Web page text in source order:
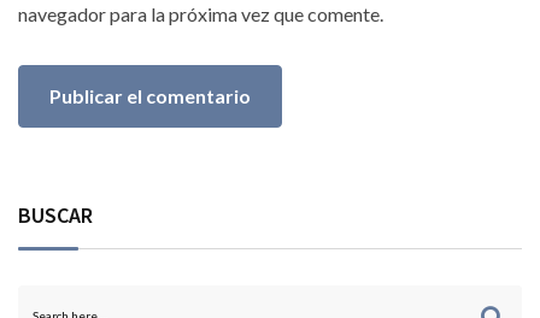
navegador para la próxima vez que comente.
BUSCAR